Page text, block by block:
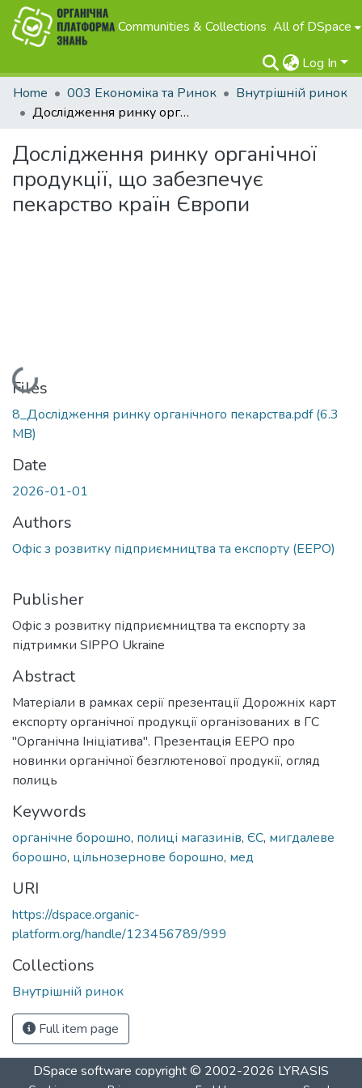
Communities & Collections All of DSpace
Log In
Home
003 Економіка та Ринок
Внутрішній ринок
Дослідження ринку органічної продукції, що забезпечує пекарство країн Європи
Дослідження ринку органічної
продукції, що забезпечує
пекарство країн Європи
Loading...
Files
8_Дослідження ринку органічного пекарства.pdf(6.3
MB)
Date
2026-01-01
Authors
Офіс з розвитку підприємництва та експорту (EEPO)
Publisher
Офіс з розвитку підприємництва та експорту за
підтримки SIPPO Ukraine
Abstract
Матеріали в рамках серії презентації Дорожніх карт
експорту органічної продукції організованих в ГС
"Органічна Ініціатива". Презентація EEPO про
новинки органічної безглютенової продукії, огляд
полиць
Keywords
органічне борошно, полиці магазинів, ЄС, мигдалеве
борошно, цільнозернове борошно, мед
URI
https://dspace.organic-
platform.org/handle/123456789/999
Collections
Внутрішній ринок
Full item page
DSpace software copyright © 2002-2026 LYRASIS